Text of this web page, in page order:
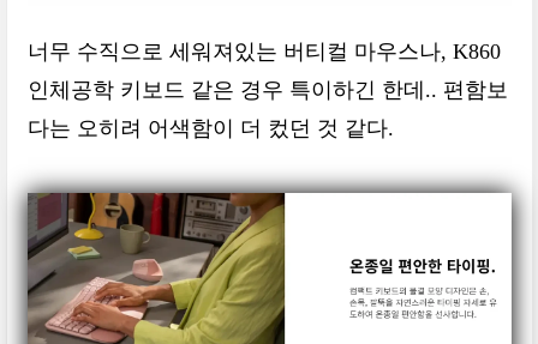
너무 수직으로 세워져있는 버티컬 마우스나, K860
인체공학 키보드 같은 경우 특이하긴 한데.. 편함보
다는 오히려 어색함이 더 컸던 것 같다.